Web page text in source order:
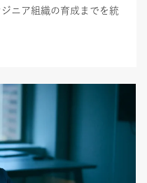
ニア組織の育成までを統